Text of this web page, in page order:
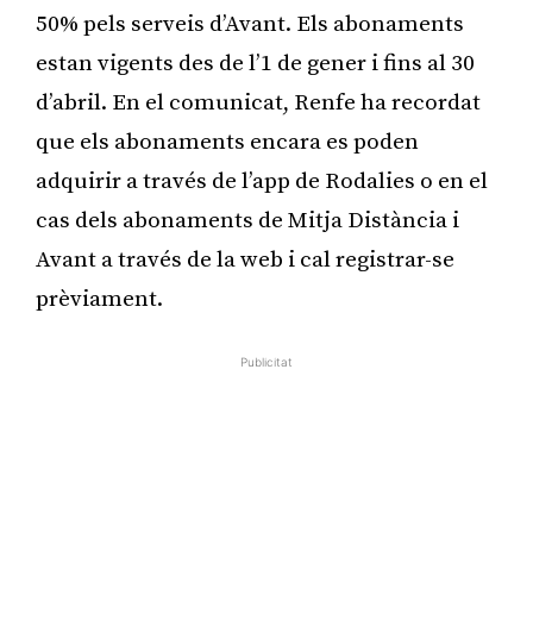
50% pels serveis d’Avant. Els abonaments
estan vigents des de l’1 de gener i fins al 30
d’abril. En el comunicat, Renfe ha recordat
que els abonaments encara es poden
adquirir a través de l’app de Rodalies o en el
cas dels abonaments de Mitja Distància i
Avant a través de la web i cal registrar-se
prèviament.
Publicitat